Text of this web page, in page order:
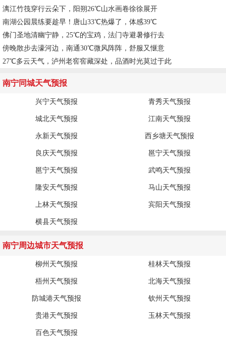
漓江竹筏穿行云朵下，阳朔26℃山水画卷徐徐展开
南湖公园晨练要趁早！唐山33℃热爆了，体感39℃
佛门圣地清幽宁静，25℃的宝鸡，法门寺避暑修行去
傍晚散步去濠河边，南通30℃微风阵阵，舒服又惬意
27℃多云天气，泸州老窖窖藏深处，品酒时光莫过于此
南宁同城天气预报
兴宁天气预报 青秀天气预报
城北天气预报 江南天气预报
永新天气预报 西乡塘天气预报
良庆天气预报 邕宁天气预报
邕宁天气预报 武鸣天气预报
隆安天气预报 马山天气预报
上林天气预报 宾阳天气预报
横县天气预报
南宁周边城市天气预报
柳州天气预报 桂林天气预报
梧州天气预报 北海天气预报
防城港天气预报 钦州天气预报
贵港天气预报 玉林天气预报
百色天气预报